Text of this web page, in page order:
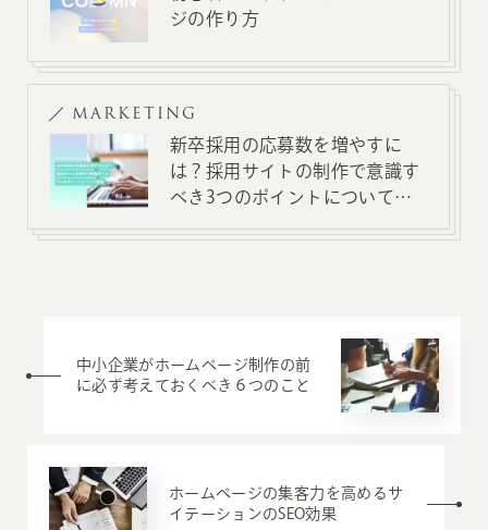
ジの作り方
MARKETING
新卒採用の応募数を増やすに
は？採用サイトの制作で意識す
べき3つのポイントについて解
中小企業がホームページ制作の前
に必ず考えておくべき６つのこと
ホームページの集客力を高めるサ
イテーションのSEO効果